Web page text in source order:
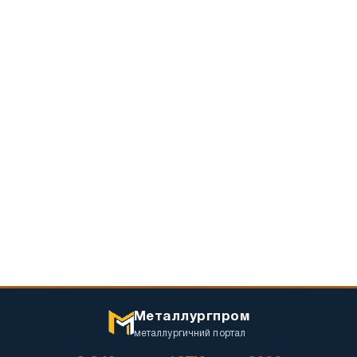
Металлургпром
металлургичний портал